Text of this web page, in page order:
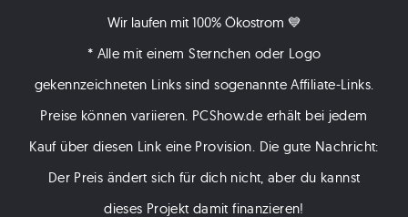
Wir laufen mit 100% Ökostrom 💙
* Alle mit einem Sternchen oder Logo
gekennzeichneten Links sind sogenannte Affiliate-Links.
Preise können variieren. PCShow.de erhält bei jedem
Kauf über diesen Link eine Provision. Die gute Nachricht:
Der Preis ändert sich für dich nicht, aber du kannst
dieses Projekt damit finanzieren!